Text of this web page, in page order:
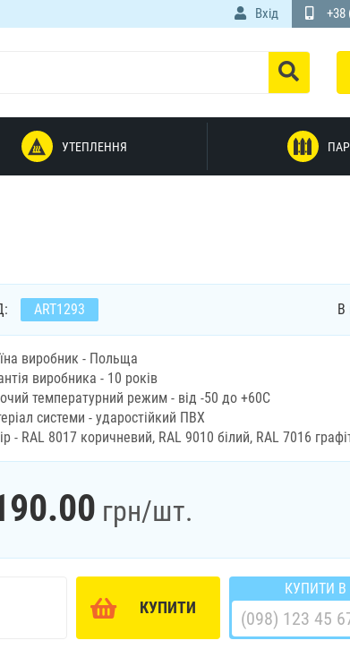
Вхід +38
УТЕПЛЕННЯ
ART1293 В
виробник - Польща
виробника - 10 років
температурний режим - від -50 до +60С
системи - ударостійкий ПВХ
- RAL 8017 коричневий, RAL 9010 білий, RAL 7016
грн/шт.
КУПИТИ
КУПИТИ В